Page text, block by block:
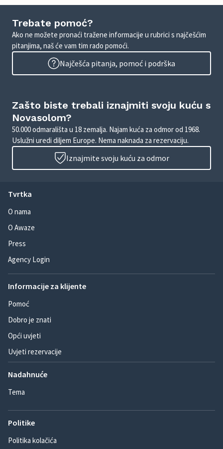
Trebate pomoć?
Ako ne možete pronaći tražene informacije u rubrici s najčešćim
pitanjima, naš će vam tim rado pomoći.
Najčešća pitanja, pomoć i podrška
Zašto biste trebali iznajmiti svoju kuću s
Novasolom?
50.000 odmarališta u 18 zemalja. Najam kuća za odmor od 1968.
Uslužni uredi diljem Europe. Nema naknada za rezervaciju.
Iznajmite svoju kuću za odmor
Tvrtka
O nama
O Awaze
Press
Agency Login
Informacije za klijente
Pomoć
Dobro je znati
Opći uvjeti
Uvjeti rezervacije
Nadahnuće
Tema
Politike
Politika kolačića